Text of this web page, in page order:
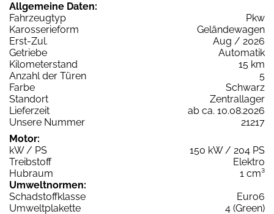
Allgemeine Daten:
Fahrzeugtyp
Pkw
Karosserieform
Geländewagen
Erst-Zul.
Aug / 2026
Getriebe
Automatik
Kilometerstand
15 km
Anzahl der Türen
5
Farbe
Schwarz
Standort
Zentrallager
Lieferzeit
ab ca. 10.08.2026
Unsere Nummer
21217
Motor:
kW / PS
150 kW / 204 PS
Treibstoff
Elektro
Hubraum
1 cm³
Umweltnormen:
Schadstoffklasse
Euro6
Umweltplakette
4 (Green)